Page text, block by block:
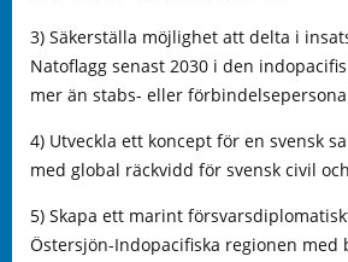
3) Säkerställa möjlighet att delta i
Natoflagg senast 2030 i den
mer än stabs- eller
4) Utveckla ett koncept för en svensk
med global räckvidd för svensk civil
5) Skapa ett marint
Östersjön-Indopacifiska regionen med